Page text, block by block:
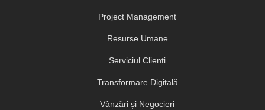
Project Management
Resurse Umane
Serviciul Clienți
Transformare Digitală
Vânzări și Negocieri